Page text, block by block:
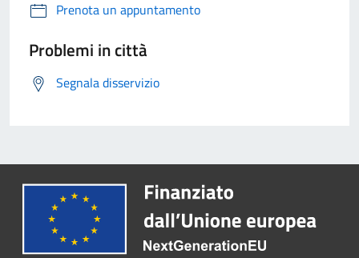
Prenota un appuntamento
Problemi in città
Segnala disservizio